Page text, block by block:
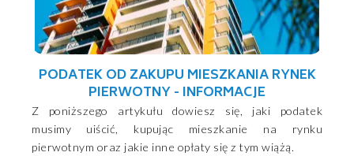
PODATEK OD ZAKUPU MIESZKANIA RYNEK
PIERWOTNY - INFORMACJE
Z poniższego artykułu dowiesz się, jaki podatek
musimy uiścić, kupując mieszkanie na rynku
pierwotnym oraz jakie inne opłaty się z tym wiążą.